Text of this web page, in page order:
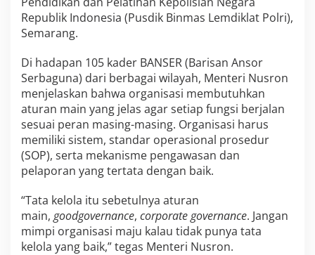
T
a
K
e
o
l
a
J
e
l
a
Republik Indonesia (Pusdik Binmas Lemdiklat Polri),
Semarang.
Di hadapan 105 kader BANSER (Barisan Ansor
Serbaguna) dari berbagai wilayah, Menteri Nusron
menjelaskan bahwa organisasi membutuhkan
aturan main yang jelas agar setiap fungsi berjalan
sesuai peran masing-masing. Organisasi harus
memiliki sistem, standar operasional prosedur
(SOP), serta mekanisme pengawasan dan
pelaporan yang tertata dengan baik.
“Tata kelola itu sebetulnya aturan
main, goodgovernance, corporate governance. Jangan
mimpi organisasi maju kalau tidak punya tata
kelola yang baik,” tegas Menteri Nusron.